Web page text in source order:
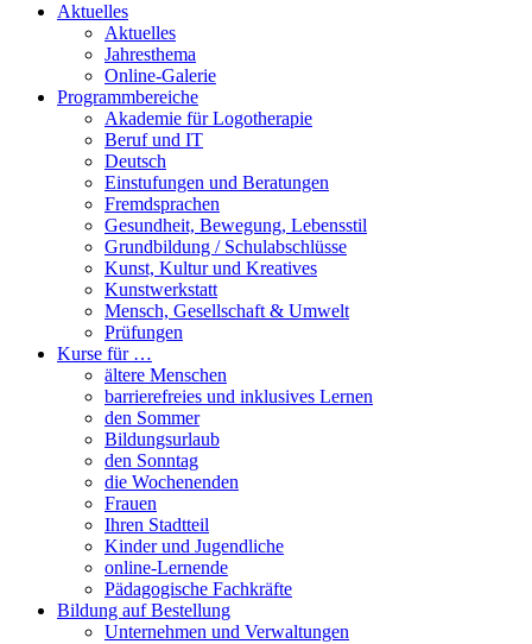
Aktuelles
Aktuelles
Jahresthema
Online-Galerie
Programmbereiche
Akademie für Logotherapie
Beruf und IT
Deutsch
Einstufungen und Beratungen
Fremdsprachen
Gesundheit, Bewegung, Lebensstil
Grundbildung / Schulabschlüsse
Kunst, Kultur und Kreatives
Kunstwerkstatt
Mensch, Gesellschaft & Umwelt
Prüfungen
Kurse für …
ältere Menschen
barrierefreies und inklusives Lernen
den Sommer
Bildungsurlaub
den Sonntag
die Wochenenden
Frauen
Ihren Stadtteil
Kinder und Jugendliche
online-Lernende
Pädagogische Fachkräfte
Bildung auf Bestellung
Unternehmen und Verwaltungen